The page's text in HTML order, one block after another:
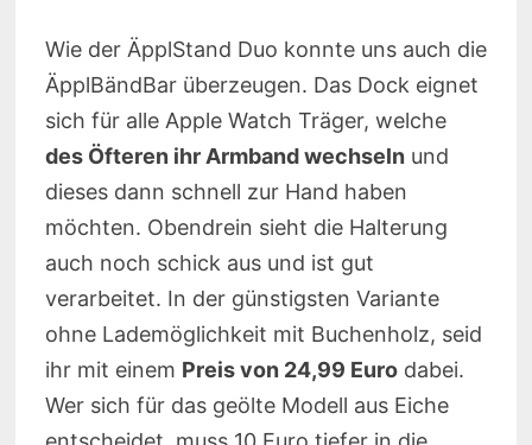
Wie der ÄpplStand Duo konnte uns auch die
ÄpplBändBar überzeugen. Das Dock eignet
sich für alle Apple Watch Träger, welche
des Öfteren ihr Armband wechseln und
dieses dann schnell zur Hand haben
möchten. Obendrein sieht die Halterung
auch noch schick aus und ist gut
verarbeitet. In der günstigsten Variante
ohne Lademöglichkeit mit Buchenholz, seid
ihr mit einem Preis von 24,99 Eurodabei.
Wer sich für das geölte Modell aus Eiche